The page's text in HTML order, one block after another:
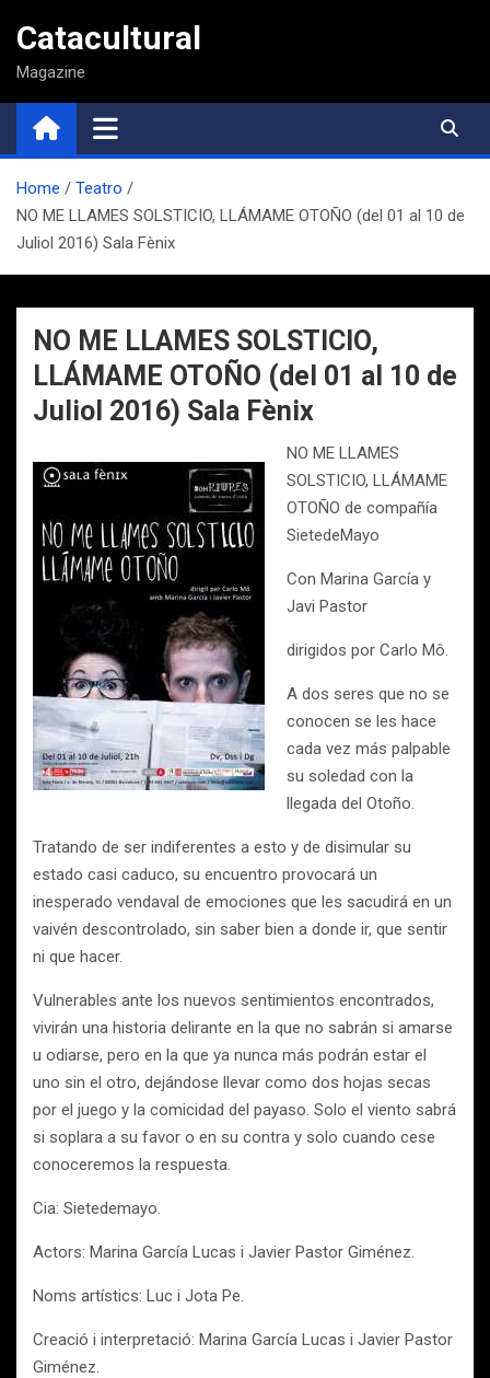
contenido
Catacultural
Magazine
Home
Teatro
NO ME LLAMES SOLSTICIO, LLÁMAME OTOÑO (del 01 al 10 de
Juliol 2016) Sala Fènix
NO ME LLAMES SOLSTICIO,
LLÁMAME OTOÑO (del 01 al 10 de
Juliol 2016) Sala Fènix
NO ME LLAMES
SOLSTICIO, LLÁMAME
OTOÑO de compañía
SietedeMayo
Con Marina García y
Javi Pastor
dirigidos por Carlo Mô.
A dos seres que no se
conocen se les hace
cada vez más palpable
su soledad con la
llegada del Otoño.
Tratando de ser indiferentes a esto y de disimular su
estado casi caduco, su encuentro provocará un
inesperado vendaval de emociones que les sacudirá en un
vaivén descontrolado, sin saber bien a donde ir, que sentir
ni que hacer.
Vulnerables ante los nuevos sentimientos encontrados,
vivirán una historia delirante en la que no sabrán si amarse
u odiarse, pero en la que ya nunca más podrán estar el
uno sin el otro, dejándose llevar como dos hojas secas
por el juego y la comicidad del payaso. Solo el viento sabrá
si soplara a su favor o en su contra y solo cuando cese
conoceremos la respuesta.
Cia: Sietedemayo.
Actors: Marina García Lucas i Javier Pastor Giménez.
Noms artístics: Luc i Jota Pe.
Creació i interpretació: Marina García Lucas i Javier Pastor
Giménez.